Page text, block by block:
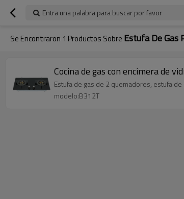
Entra una palabra para buscar por favor
Se Encontraron 1 Productos Sobre Estufa De Gas
Cocina de gas con encimera de
Estufa de gas de 2 quemadores, estufa
modelo:B312T